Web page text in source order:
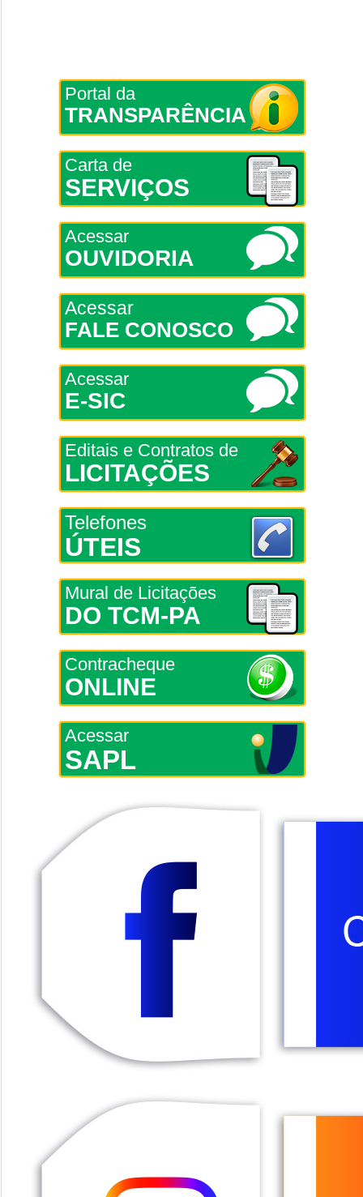
Portal da
TRANSPARÊNCIA
Carta de
SERVIÇOS
Acessar
OUVIDORIA
Acessar
FALE CONOSCO
Acessar
E-SIC
Editais e Contratos de
LICITAÇÕES
Telefones
ÚTEIS
Mural de Licitações
DO TCM-PA
Contracheque
ONLINE
Acessar
SAPL